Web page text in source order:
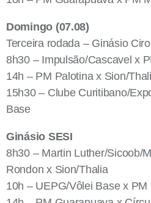
Domingo (07.08)
Terceira rodada – Ginásio
8h30 – Impulsão/Cascavel x
14h – PM Palotina x Sion/
15h30 – Clube Curitibano/
Base
Ginásio SESI
8h30 – Martin Luther/Sicoob/
Rondon x Sion/Thalia
10h – UEPG/Vôlei Base x PM